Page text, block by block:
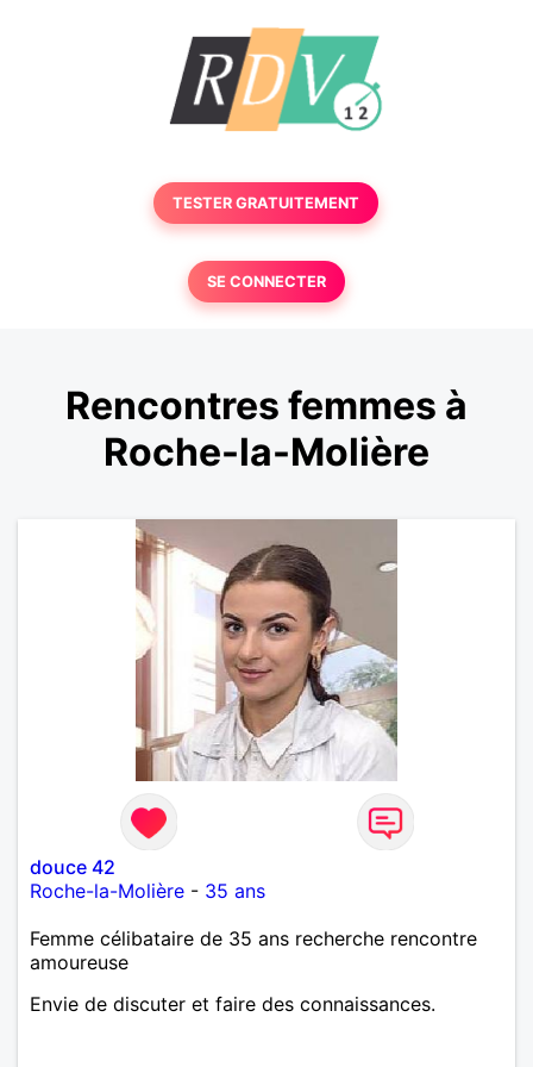
TESTER GRATUITEMENT
SE CONNECTER
Rencontres femmes à
Roche-la-Molière
douce 42
Roche-la-Molière - 35 ans
Femme célibataire de 35 ans recherche rencontre
amoureuse
Envie de discuter et faire des connaissances.